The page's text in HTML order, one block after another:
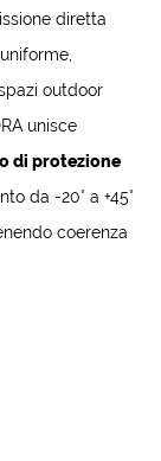
diretta
outdoor
unisce
di protezione
da -20° a +45°
coerenza